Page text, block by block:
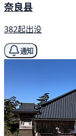
奈良县
382起出没
通知